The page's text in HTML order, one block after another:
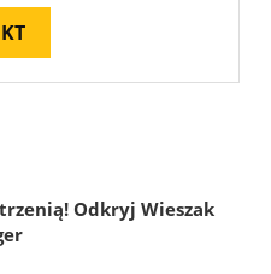
Odkryj Wieszak